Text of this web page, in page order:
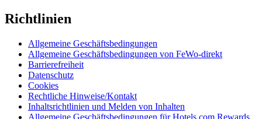
Richtlinien
Allgemeine Geschäftsbedingungen
Allgemeine Geschäftsbedingungen von FeWo-direkt
Barrierefreiheit
Datenschutz
Cookies
Rechtliche Hinweise/Kontakt
Inhaltsrichtlinien und Melden von Inhalten
Allgemeine Geschäftsbedingungen für Hotels.com Rewards